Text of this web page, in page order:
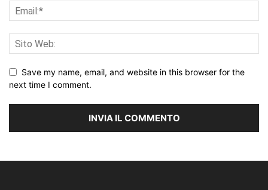
Save my name, email, and website in this browser for the
next time I comment.